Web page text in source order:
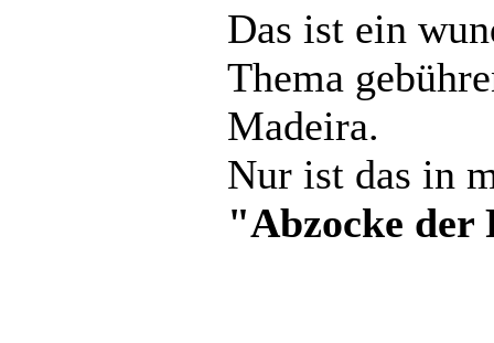
Das ist ein
Thema
Madeira.
Nur ist das in
"Abzocke der